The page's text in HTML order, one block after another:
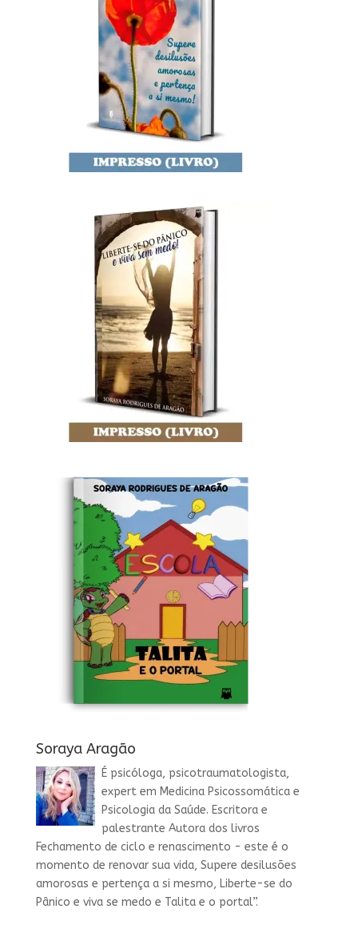
Soraya Aragão
É psicóloga, psicotraumatologista,
expert em Medicina Psicossomática e
Psicologia da Saúde. Escritora e
palestrante Autora dos livros
Fechamento de ciclo e renascimento - este é o
momento de renovar sua vida, Supere desilusões
amorosas e pertença a si mesmo, Liberte-se do
Pânico e viva se medo e Talita e o portal”.